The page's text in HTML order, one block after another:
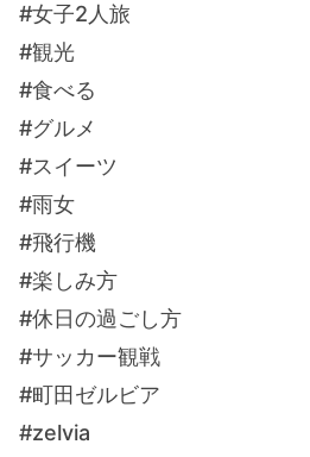
#女子2人旅
#観光
#食べる
#グルメ
#スイーツ
#雨女
#飛行機
#楽しみ方
#休日の過ごし方
#サッカー観戦
#町田ゼルビア
#zelvia